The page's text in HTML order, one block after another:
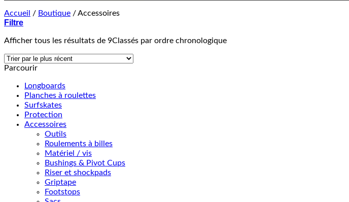
Accueil / Boutique /Accessoires
Filtre
Afficher tous les résultats de 9Classés par ordre chronologique
Parcourir
Longboards
Planches à roulettes
Surfskates
Protection
Accessoires
Outils
Roulements à billes
Matériel / vis
Bushings & Pivot Cups
Riser et shockpads
Griptape
Footstops